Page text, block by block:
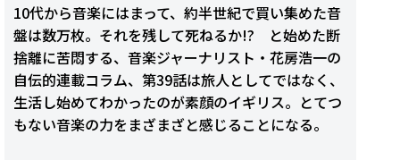
10代から音楽にはまって、約半世紀で買い集めた音
盤は数万枚。それを残して死ねるか!? と始めた断
捨離に苦悶する、音楽ジャーナリスト・花房浩一の
自伝的連載コラム、第39話は旅人としてではなく、
生活し始めてわかったのが素顔のイギリス。とてつ
もない音楽の力をまざまざと感じることになる。